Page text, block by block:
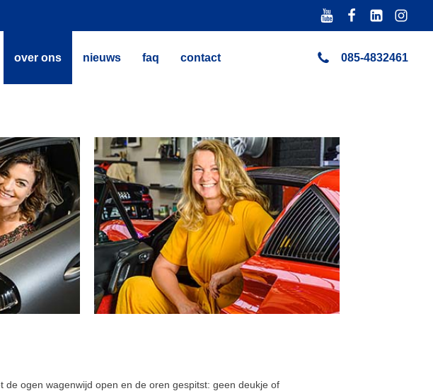
over ons nieuws faq contact 085-4832461
Deze enthousiasteling word vrolijk van het werken
de ogen wagenwijd open en de oren gespitst: geen deukje of